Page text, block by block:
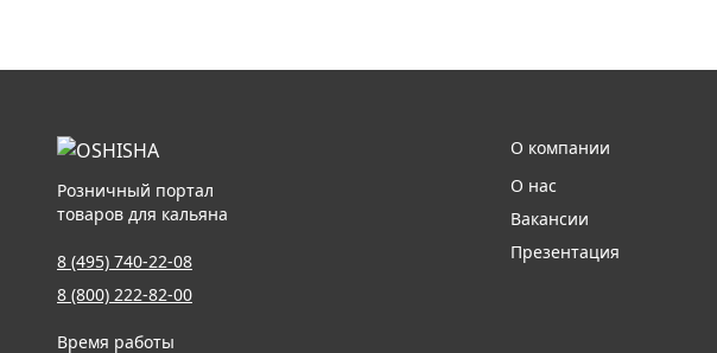
Розничный портал
товаров для кальяна
8 (495) 740-22-08
8 (800) 222-82-00
Время работы
О компании
О нас
Вакансии
Презентация